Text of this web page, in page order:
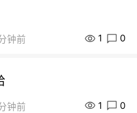
钟前 1 0
钟前 1 0